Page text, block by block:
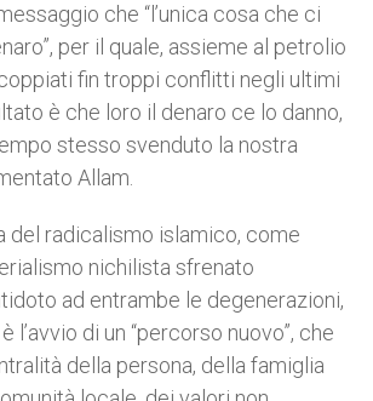
che “l’unica cosa che ci
per il quale, assieme al petrolio
fin troppi conflitti negli ultimi
è che loro il denaro ce lo danno,
stesso svenduto la nostra
Allam.
del radicalismo islamico, come
nichilista sfrenato
ad entrambe le degenerazioni,
l’avvio di un “percorso nuovo”, che
della persona, della famiglia